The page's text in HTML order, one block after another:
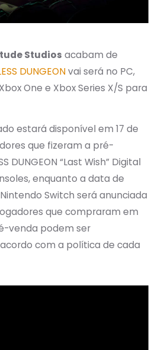
Studios acabam de
DUNGEONvai será no PC,
One e Xbox Series X/S para
estará disponível em 17 de
que fizeram a pré-
DUNGEON “Last Wish” Digital
enquanto a data de
Switch será anunciada
que compraram em
venda podem ser
com a política de cada